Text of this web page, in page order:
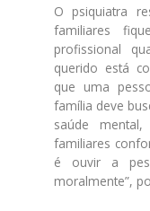
O psiquiatra
familiares
profissional
querido está
que uma
família deve
saúde
familiares
é ouvir a
moralmente”,